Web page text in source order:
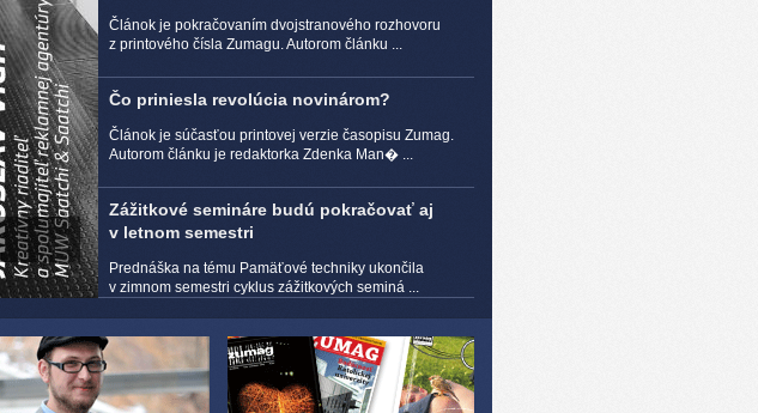
Článok je pokračovaním dvojstranového rozhovoru
z printového čísla Zumagu. Autorom článku ...
Čo priniesla revolúcia novinárom?
Článok je súčasťou printovej verzie časopisu Zumag.
Autorom článku je redaktorka Zdenka Man� ...
Zážitkové semináre budú pokračovať aj
v letnom semestri
Prednáška na tému Pamäťové techniky ukončila
v zimnom semestri cyklus zážitkových seminá ...